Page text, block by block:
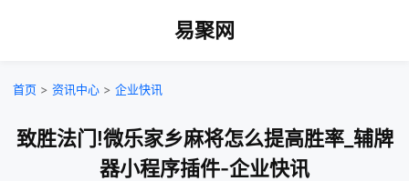
易聚网
首页 > 资讯中心 > 企业快讯
致胜法门!微乐家乡麻将怎么提高胜率_辅牌
器小程序插件-企业快讯